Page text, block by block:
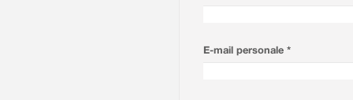
E-mail personale *